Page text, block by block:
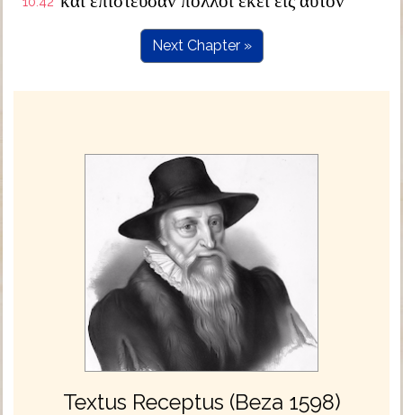
Next Chapter »
Textus Receptus (Beza 1598)